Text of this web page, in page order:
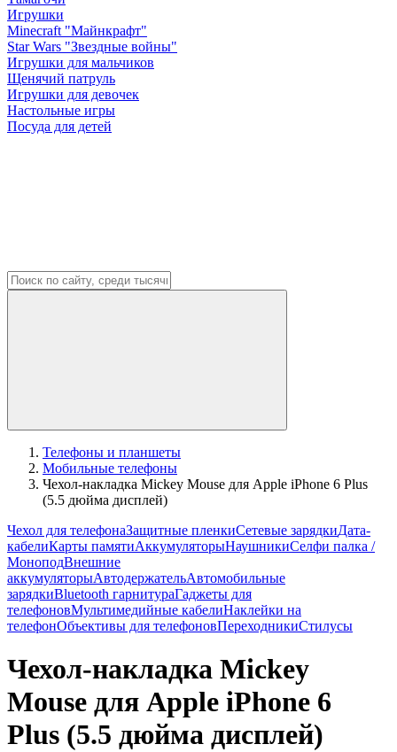
Игрушки
Minecraft "Майнкрафт"
Star Wars "Звездные войны"
Игрушки для мальчиков
Щенячий патруль
Игрушки для девочек
Настольные игры
Посуда для детей
Телефоны и планшеты
Мобильные телефоны
Чехол-накладка Mickey Mouse для Apple iPhone 6 Plus
(5.5 дюйма дисплей)
Чехол для телефонаЗащитные пленкиСетевые зарядкиДата-
кабелиКарты памятиАккумуляторыНаушникиСелфи палка /
МоноподВнешние
аккумуляторыАвтодержательАвтомобильные
зарядкиBluetooth гарнитураГаджеты для
телефоновМультимедийные кабелиНаклейки на
телефонОбъективы для телефоновПереходникиСтилусы
Чехол-накладка Mickey
Mouse для Apple iPhone 6
Plus (5.5 дюйма дисплей)